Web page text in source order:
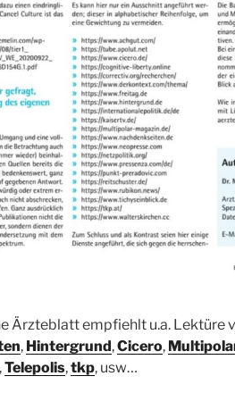
Ärzteblatt empfiehlt u.a. Lektüre
, Hintergrund,Cicero,
,Telepolis,tkp, usw…